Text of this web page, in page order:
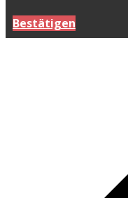
Bestätigen